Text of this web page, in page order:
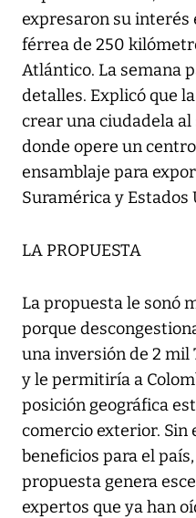
expresaron su
férrea de 250
Atlántico. La semana
detalles. Explicó que
crear una ciudadela
donde opere un
ensamblaje para
Suramérica y Estados
LA PROPUESTA
La propuesta le sonó
porque
una inversión de 2
y le permitiría a
posición geográfica
comercio exterior. Sin
beneficios para el
propuesta genera
expertos que ya han